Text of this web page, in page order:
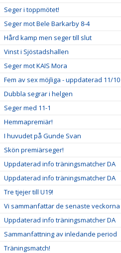
Seger i toppmötet!
Seger mot Bele Barkarby 8-4
Hård kamp men seger till slut
Vinst i Sjöstadshallen
Seger mot KAIS Mora
Fem av sex möjliga - uppdaterad 11/10
Dubbla segrar i helgen
Seger med 11-1
Hemmapremiär!
I huvudet på Gunde Svan
Skön premiärseger!
Uppdaterad info träningsmatcher DA
Uppdaterad info träningsmatcher DA
Tre tjejer till U19!
Vi sammanfattar de senaste veckorna
Uppdaterad info träningsmatcher DA
Sammanfattning av inledande period
Träningsmatch!